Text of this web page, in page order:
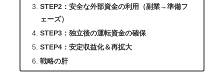
STEP2：安全な外部資金の利用（副業→準備フ
ェーズ）
STEP3：独立後の運転資金の確保
STEP4：安定収益化＆再拡大
戦略の肝